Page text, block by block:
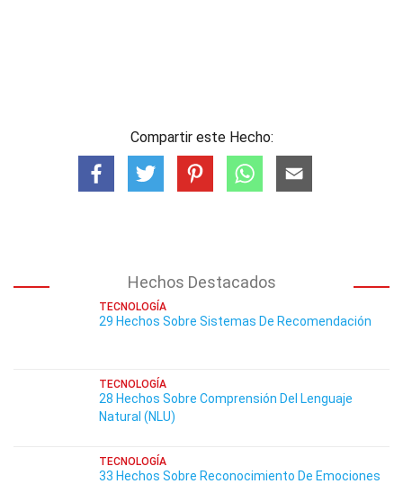
Compartir este Hecho:
Hechos Destacados
TECNOLOGÍA
29 Hechos Sobre Sistemas De Recomendación
TECNOLOGÍA
28 Hechos Sobre Comprensión Del Lenguaje
Natural (NLU)
TECNOLOGÍA
33 Hechos Sobre Reconocimiento De Emociones